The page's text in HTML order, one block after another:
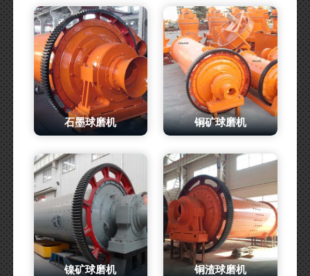
石墨球磨机 铜矿球磨机
镍矿球磨机 铜渣球磨机